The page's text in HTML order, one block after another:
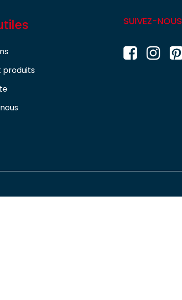
produits
SUIVEZ-NOUS